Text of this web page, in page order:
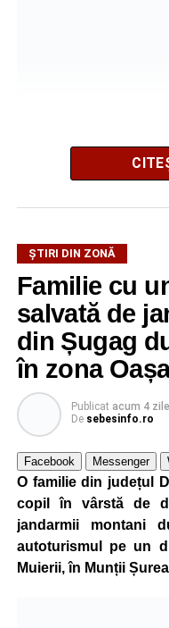
La ediția din acest an
didactice din întreaga
profesori debutanți,
școlari, directori de
învățători,
sistemul de învățământ.
Participare, consens
Tema ediției din acest
școala românească
importante resurse:
este lipsa ideilor, ci
acestea să poată fi
proiecte comune.
ȘTIRI DIN ZONĂ
Familie cu
salvată de
din Șugag
în zona
Publicat acum 4 zile
De sebesinfo.ro
Facebook Messenger
O familie din județul
copil în vârstă de
jandarmii montani
autoturismul pe un
Muierii, în Munții